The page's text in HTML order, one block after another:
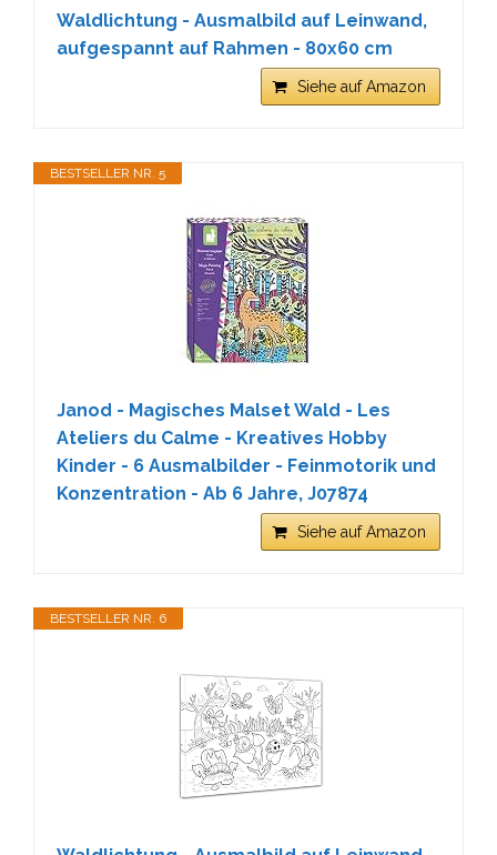
Waldlichtung - Ausmalbild auf Leinwand,
aufgespannt auf Rahmen - 80x60 cm
Siehe auf Amazon
BESTSELLER NR. 5
Janod - Magisches Malset Wald - Les
Ateliers du Calme - Kreatives Hobby
Kinder - 6 Ausmalbilder - Feinmotorik und
Konzentration - Ab 6 Jahre, J07874
Siehe auf Amazon
BESTSELLER NR. 6